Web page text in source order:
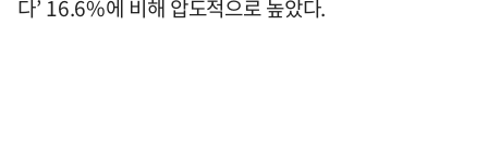
다’ 16.6%에 비해 압도적으로 높았다.